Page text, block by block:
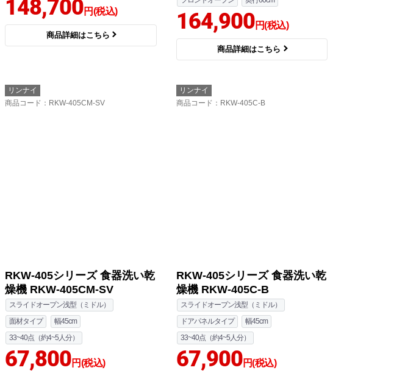
148,700円(税込)
商品詳細はこちら
164,900円(税込)
商品詳細はこちら
リンナイ
商品コード ：RKW-405CM-SV
RKW-405シリーズ 食器洗い乾
燥機 RKW-405CM-SV
スライドオープン浅型（ミドル）
面材タイプ
幅45cm
33~40点（約4~5人分）
67,800円(税込)
リンナイ
商品コード ：RKW-405C-B
RKW-405シリーズ 食器洗い乾
燥機 RKW-405C-B
スライドオープン浅型（ミドル）
ドアパネルタイプ
幅45cm
33~40点（約4~5人分）
67,900円(税込)